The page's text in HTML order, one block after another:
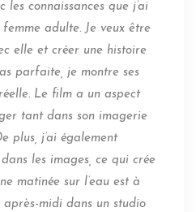
connaissances que j’ai
adulte. Je veux être
elle et créer une histoire
parfaite, je montre ses
Le film a un aspect
tant dans son imagerie
plus, j’ai également
les images, ce qui crée
matinée sur l’eau est à
après-midi dans un studio